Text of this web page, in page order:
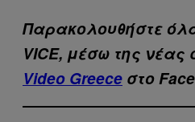
Παρακολουθήστε
VICE, μέσω της νέας
Video Greece στο